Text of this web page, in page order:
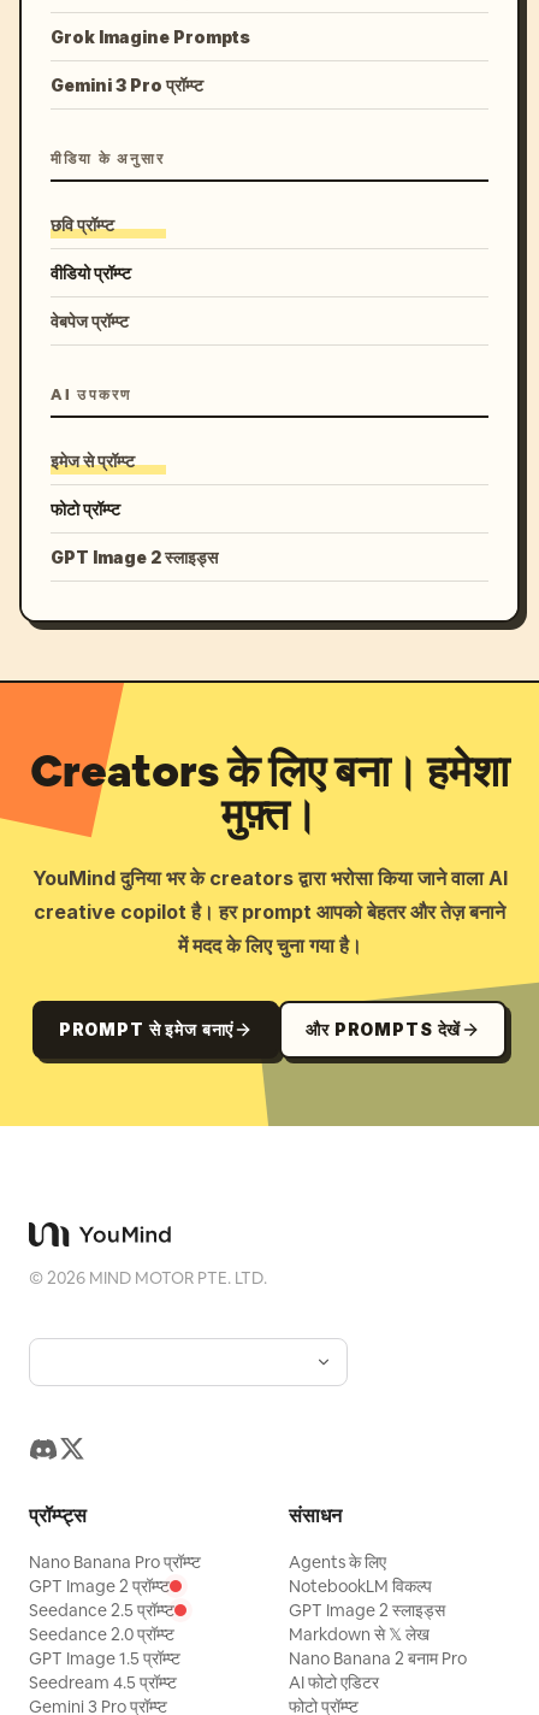
Grok Imagine Prompts
Gemini 3 Pro प्रॉम्प्ट
मीडिया के अनुसार
छवि प्रॉम्प्ट
वीडियो प्रॉम्प्ट
वेबपेज प्रॉम्प्ट
AI उपकरण
इमेज से प्रॉम्प्ट
फोटो प्रॉम्प्ट
GPT Image 2 स्लाइड्स
Creators के लिए बना। हमेशा
मुफ़्त।
YouMind दुनिया भर के creators द्वारा भरोसा किया जाने वाला AI
creative copilot है। हर prompt आपको बेहतर और तेज़ बनाने
में मदद के लिए चुना गया है।
PROMPT से इमेज बनाएं और PROMPTS देखें
©2026 MIND MOTOR PTE. LTD.
प्रॉम्प्ट्स
Nano Banana Pro प्रॉम्प्ट
GPT Image 2 प्रॉम्प्ट
Seedance 2.5 प्रॉम्प्ट
Seedance 2.0 प्रॉम्प्ट
GPT Image 1.5 प्रॉम्प्ट
Seedream 4.5 प्रॉम्प्ट
Gemini 3 Pro प्रॉम्प्ट
संसाधन
Agents के लिए
NotebookLM विकल्प
GPT Image 2 स्लाइड्स
Markdown से 𝕏 लेख
Nano Banana 2 बनाम Pro
AI फोटो एडिटर
फोटो प्रॉम्प्ट